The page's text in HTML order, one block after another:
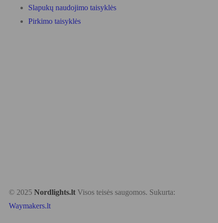
Slapukų naudojimo taisyklės
Pirkimo taisyklės
© 2025 Nordlights.lt Visos teisės saugomos. Sukurta:
Waymakers.lt